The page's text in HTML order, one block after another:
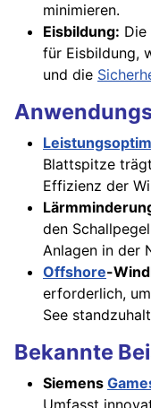
minimieren.
Eisbildung:
für Eisbildung,
und die
Blattspitze
Effizienz der
den
Anlagen in der
Offshore-
erforderlich,
See
Bekannte
Siemens